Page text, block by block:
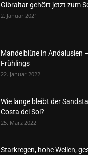
Gibraltar gehört jetzt zum
2. Januar 2021
Mandelblüte in Andalusien
Frühlings
22. Januar 2022
Wie lange bleibt der
Costa del Sol?
25. März 2022
Starkregen, hohe Wellen,